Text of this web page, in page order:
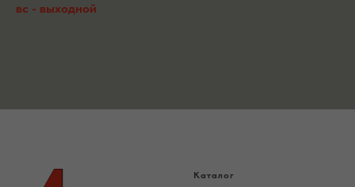
вс - выходной
Каталог